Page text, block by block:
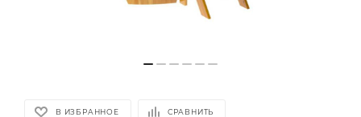
В ИЗБРАННОЕ СРАВНИТЬ